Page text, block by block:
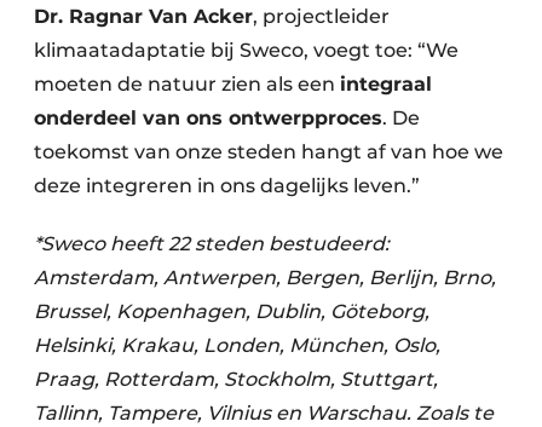
Dr. Ragnar Van Acker, projectleider
klimaatadaptatie bij Sweco, voegt toe: “We
moeten de natuur zien als een integraal
onderdeel van ons ontwerpproces. De
toekomst van onze steden hangt af van hoe we
deze integreren in ons dagelijks leven.”
*Sweco heeft 22 steden bestudeerd:
Amsterdam, Antwerpen, Bergen, Berlijn, Brno,
Brussel, Kopenhagen, Dublin, Göteborg,
Helsinki, Krakau, Londen, München, Oslo,
Praag, Rotterdam, Stockholm, Stuttgart,
Tallinn, Tampere, Vilnius en Warschau. Zoals te